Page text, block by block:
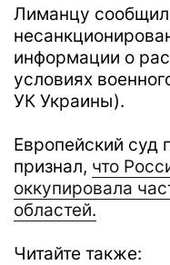
Лиманцу
информации о
условиях
УК Украины).
Европейский суд
признал, что
оккупировала
областей.
Читайте также: